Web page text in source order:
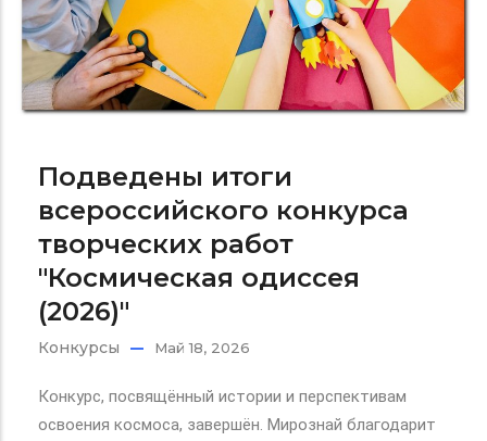
Подведены итоги
всероссийского конкурса
творческих работ
"Космическая одиссея
(2026)"
Конкурсы Май 18, 2026
Конкурс, посвящённый истории и перспективам
освоения космоса, завершён. Мирознай благодарит